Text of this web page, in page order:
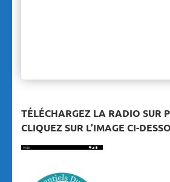
TÉLÉCHARGEZ LA RADIO SUR
CLIQUEZ SUR L’IMAGE CI-